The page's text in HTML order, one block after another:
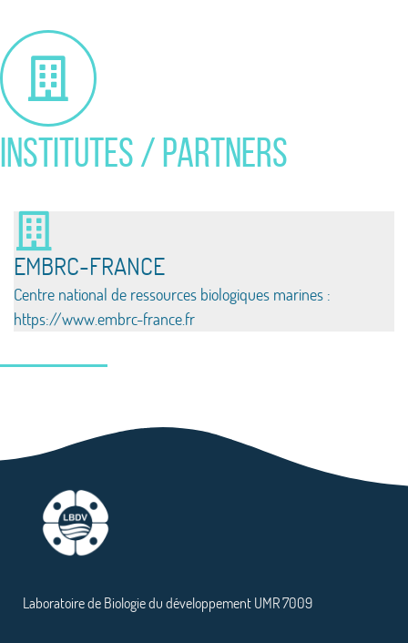
INSTITUTES / Partners
EMBRC-FRANCE
Centre national de ressources biologiques marines :
https://www.embrc-france.fr
Laboratoire de Biologie du développement UMR 7009